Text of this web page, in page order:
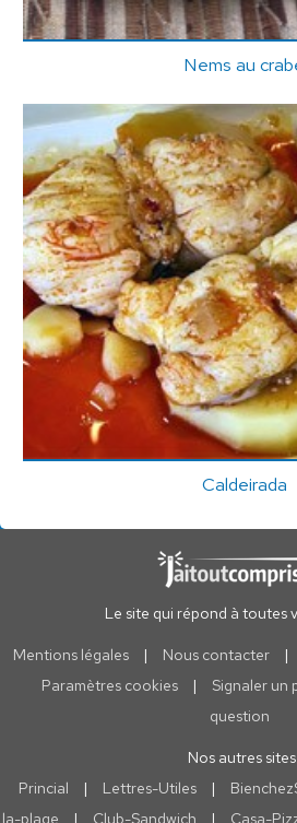
Nems au
Caldeirada
Le site qui répond à toutes
Mentions légales | Nous contacter |
Paramètres cookies
| Signaler un
question
Nos autres sites
Princial
| Lettres-Utiles |
la-plage
| Club-Sandwich | Casa-